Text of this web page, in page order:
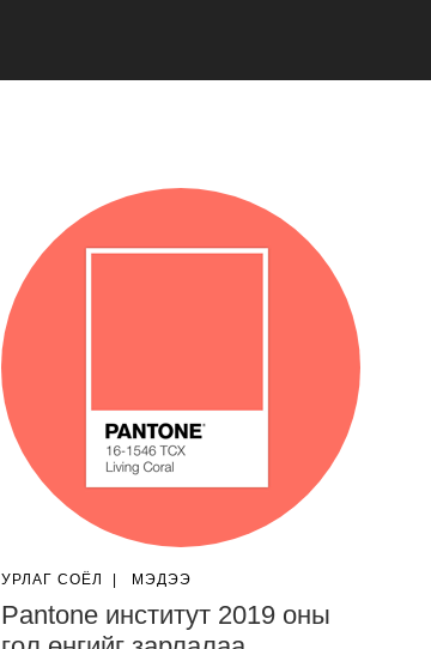
УРЛАГ СОЁЛ МЭДЭЭ
Pantone институт 2019 оны